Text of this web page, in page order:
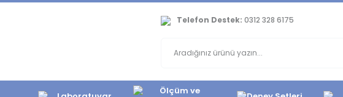
Telefon Destek: 0312 328 6175